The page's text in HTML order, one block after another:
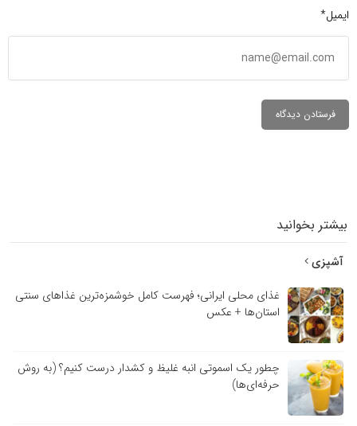
ایمیل*
بیشتر بخوانید
آشپزی
غذای محلی ایرانی؛ فهرست کامل خوشمزه‌ترین غذاهای سنتی
استان‌ها + عکس
چطور یک اسموتی انبه غلیظ و کشدار درست کنیم؟ (به روش
حرفه‌ای‌ها)